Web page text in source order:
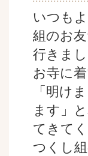
いつも
組のお
行きまし
お寺に
「明け
ます」
てきて
つくし